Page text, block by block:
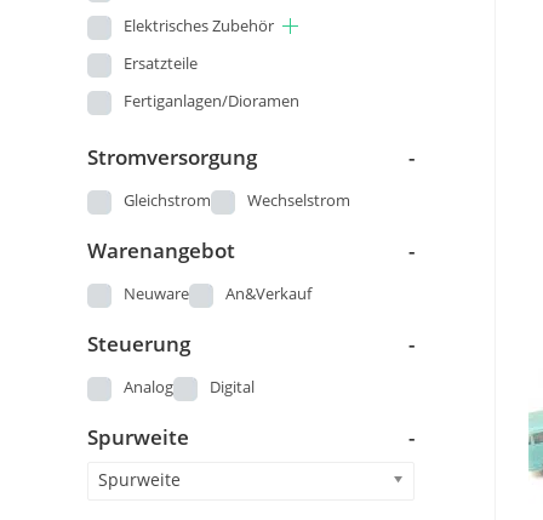
Elektrisches Zubehör
Ersatzteile
Fertiganlagen/Dioramen
Kataloge und Pläne
Landschaftsbau
Loks
Modellbau - Sonstige
Märklin 00
Piko DDR Produktion vor 1973
Spielzeug DDR
Stromversorgung -
Gleichstrom Wechselstrom
Warenangebot -
Neuware An&Verkauf
Steuerung -
Analog Digital
Spurweite -
Spurweite